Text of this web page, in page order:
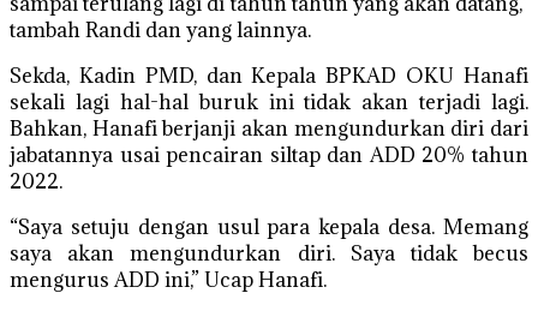
tambah Randi dan yang lainnya.
Sekda, Kadin PMD, dan Kepala BPKAD OKU Hanafi
sekali lagi hal-hal buruk ini tidak akan terjadi lagi.
Bahkan, Hanafi berjanji akan mengundurkan diri dari
jabatannya usai pencairan siltap dan ADD 20% tahun
2022.
“Saya setuju dengan usul para kepala desa. Memang
saya akan mengundurkan diri. Saya tidak becus
mengurus ADD ini,” Ucap Hanafi.